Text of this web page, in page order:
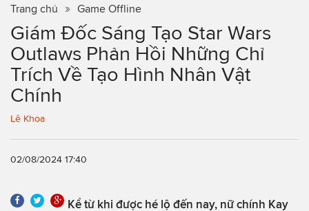
Trang chủ Game Offline
Giám Đốc Sáng Tạo Star Wars
Outlaws Phản Hồi Những Chỉ
Trích Về Tạo Hình Nhân Vật
Chính
Lê Khoa
02/08/2024 17:40
Kể từ khi được hé lộ đến nay, nữ chính Kay